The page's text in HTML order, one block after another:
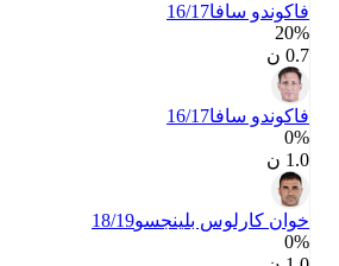
فاكوندو سافا16/17
20‎%‎
فاكوندو سافا16/17
خوان كارلوس بلينجسو18/19